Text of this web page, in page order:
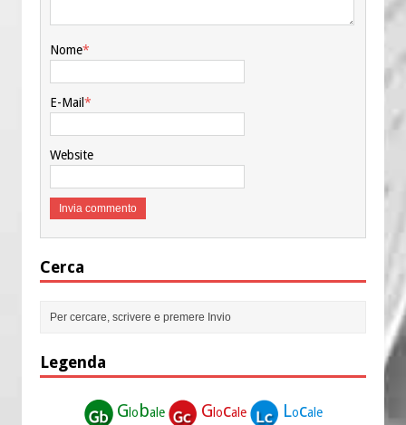
Nome*
E-Mail*
Website
Cerca
Legenda
G lobale G locale Locale